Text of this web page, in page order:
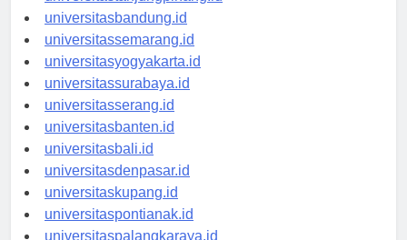
universitastanjungpinang.id
universitasbandung.id
universitassemarang.id
universitasyogyakarta.id
universitassurabaya.id
universitasserang.id
universitasbanten.id
universitasbali.id
universitasdenpasar.id
universitaskupang.id
universitaspontianak.id